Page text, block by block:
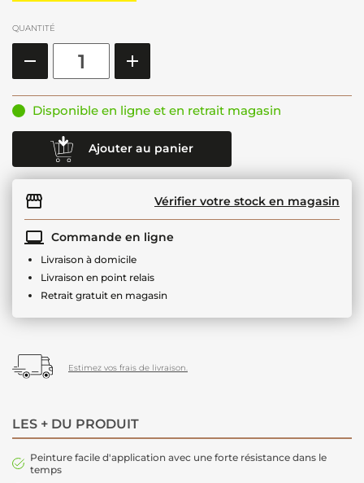
QUANTITÉ
Disponible en ligne et en retrait magasin
Ajouter au panier
Vérifier votre stock en magasin
Commande en ligne
Livraison à domicile
Livraison en point relais
Retrait gratuit en magasin
Estimez vos frais de livraison.
LES + DU PRODUIT
Peinture facile d'application avec une forte résistance dans le
temps